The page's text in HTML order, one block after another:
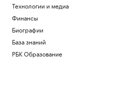
Технологии и медиа
Финансы
Биографии
База знаний
РБК Образование